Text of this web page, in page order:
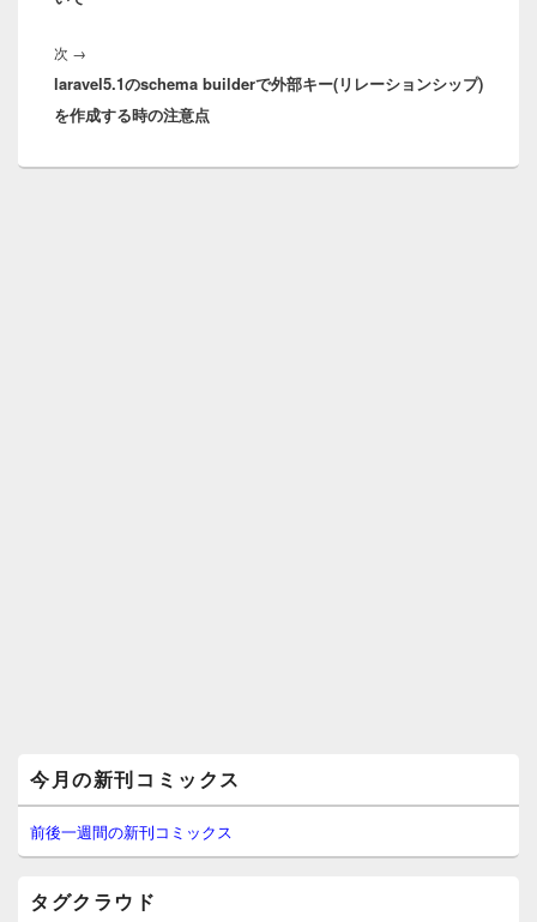
ゲ
シ
ョ
ン
次 →
の
投
laravel5.1のschema builderで外部キー(リレーションシップ)
を作成する時の注意点
イ
ン
サ
イ
今月の新刊コミックス
前後一週間の新刊コミックス
タグクラウド